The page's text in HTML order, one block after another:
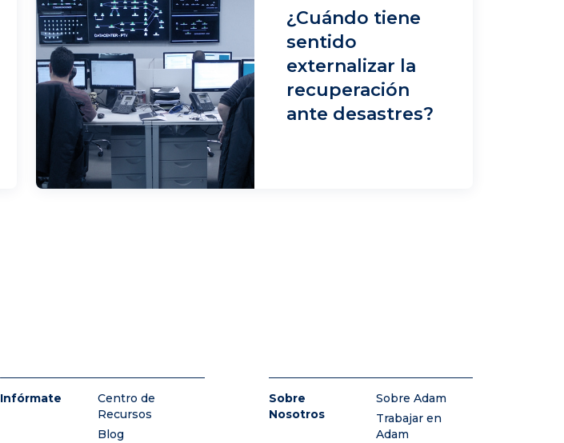
¿Cuándo tiene
sentido
externalizar la
recuperación
ante desastres?
Infórmate
Centro de
Recursos
Blog
Sobre
Nosotros
Sobre Adam
Trabajar en
Adam